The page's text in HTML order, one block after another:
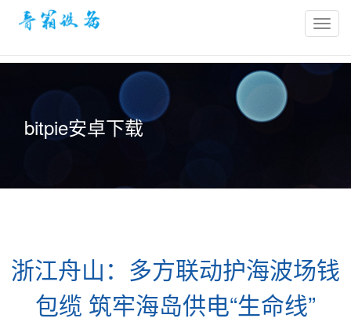
bitpie
网-
钱
包
bitpie安卓下载
浙江舟山：多方联动护海波场钱
包缆 筑牢海岛供电“生命线”